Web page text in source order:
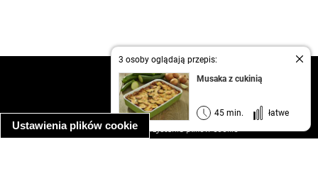
Ustawienia plików cookie
3 osoby oglądają przepis:
Musaka z cukinią
45 min. łatwe
kontakt
regulamin
informacja o prywatności
informacja o wykorzystaniu plików cookie